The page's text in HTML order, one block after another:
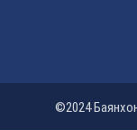
©2024